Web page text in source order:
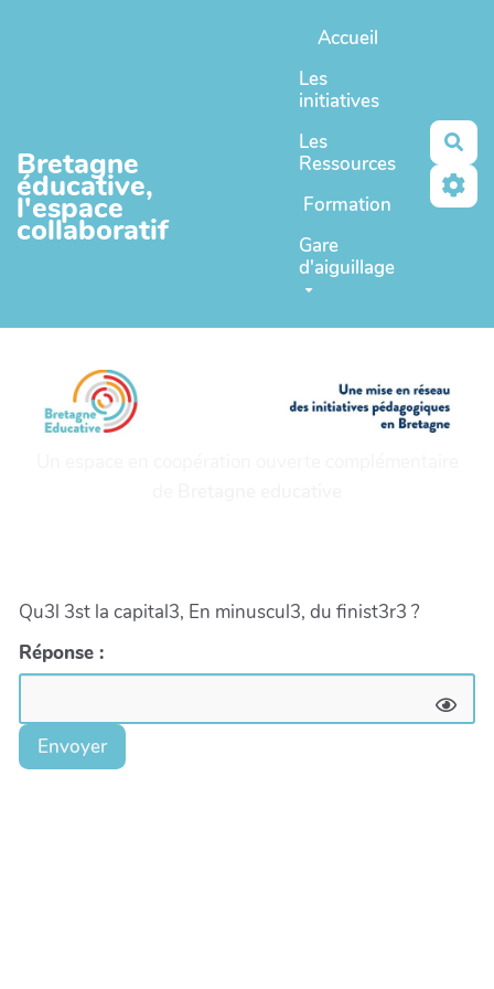
Bretagne
éducative,
l'espace
collaboratif
Accueil
Les
initiatives
Les
Ressources
Formation
Gare
d'aiguillage
Qu3l 3st la capital3, En minuscul3, du finist3r3 ?
Réponse :
Envoyer